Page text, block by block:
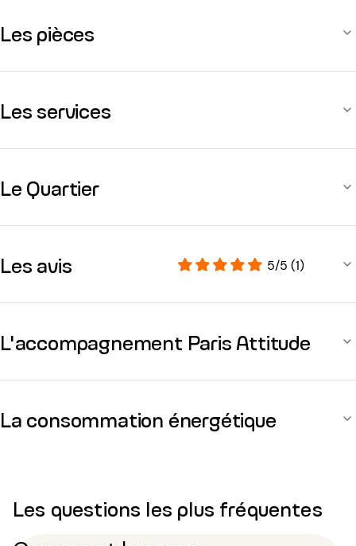
Les pièces
Les services
Le Quartier
Les avis 5/5 (1)
L'accompagnement Paris Attitude
La consommation énergétique
Les questions les plus fréquentes